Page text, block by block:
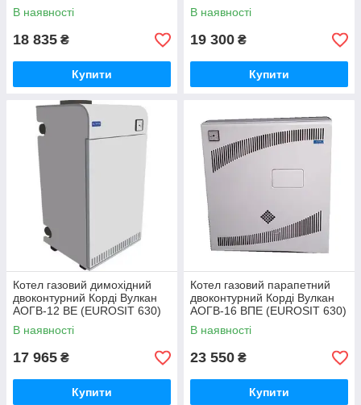
В наявності
18 835 ₴
Купити
В наявності
19 300 ₴
Купити
Котел газовий димохідний
двоконтурний Корді Вулкан
АОГВ-12 ВЕ (EUROSIT 630)
В наявності
17 965 ₴
Купити
Котел газовий парапетний
двоконтурний Корді Вулкан
АОГВ-16 ВПЕ (EUROSIT 630)
В наявності
23 550 ₴
Купити